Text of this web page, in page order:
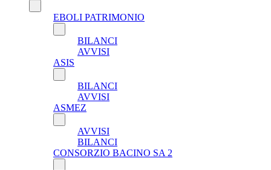
EBOLI PATRIMONIO
BILANCI
AVVISI
ASIS
BILANCI
AVVISI
ASMEZ
AVVISI
BILANCI
CONSORZIO BACINO SA 2